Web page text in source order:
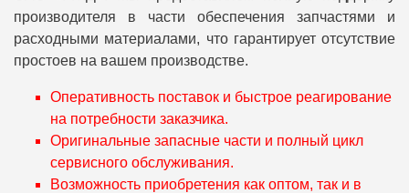
производителя в части обеспечения запчастями и
расходными материалами, что гарантирует отсутствие
простоев на вашем производстве.
Оперативность поставок и быстрое реагирование
на потребности заказчика.
Оригинальные запасные части и полный цикл
сервисного обслуживания.
Возможность приобретения как оптом, так и в